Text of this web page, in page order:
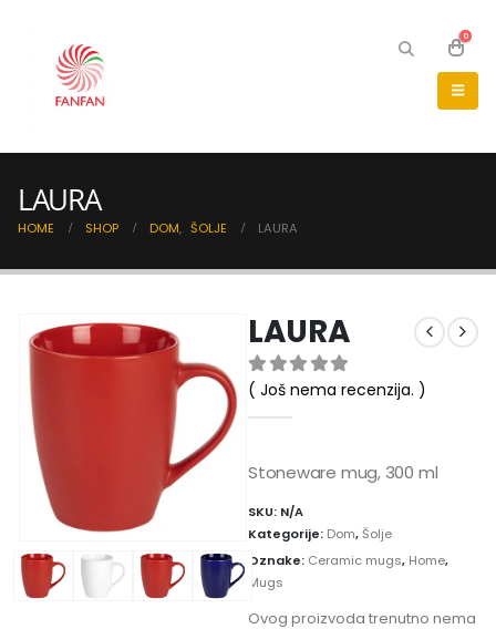
0
LAURA
HOME SHOP DOM, ŠOLJE LAURA
LAURA
0 out of 5
( Još nema recenzija. )
Stoneware mug, 300 ml
SKU: N/A
Kategorije: Dom,Šolje
Oznake: Ceramic mugs, Home,
Mugs
Ovog proizvoda trenutno nema